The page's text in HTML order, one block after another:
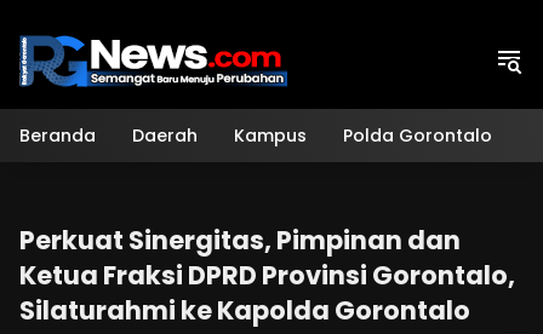
konten
Beranda Daerah Kampus Polda Gorontalo
Perkuat Sinergitas, Pimpinan dan
Ketua Fraksi DPRD Provinsi Gorontalo,
Silaturahmi ke Kapolda Gorontalo